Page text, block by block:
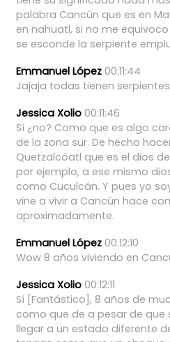
palabra Cancún que es en
en nahuatl, si no me equivoco
se esconde la serpiente
Emmanuel López 00:11:44
Jajaja todas tienen serpientes
Jessica Xolio 00:11:46
Sí ¿no? Como que es algo
de la zona sur. De hecho
Quetzalcóatl que es el dios de
por ejemplo, a ese mismo
como Cuculcán. Y pues yo
vine a vivir a Cancún hace
aproximadamente.
Emmanuel López 00:12:10
Wow 8 años viviendo en
Jessica Xolio 00:12:11
Sí [Fantástico], 8 años de
como que de a pesar de que
llegar a un estado diferente